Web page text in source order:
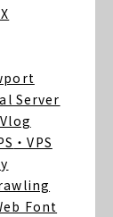
Server
Vlog
・VPS
Font